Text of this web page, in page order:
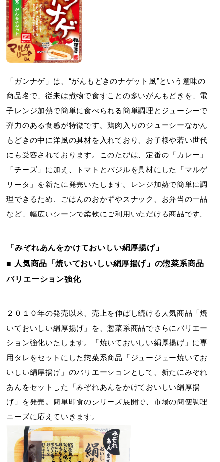
「ガンナゲ」は、“がんもどきのナゲット風”という意味の
商品名で、従来は煮物で食すことの多いがんもどきを、電
子レンジ加熱で簡単に食べられる簡単調理とジューシーで
弾力のある食感が特徴です。鶏肉入りのジューシーながん
もどきの中に洋風の具材を入れており、お子様や若い世代
にも受容されております。このたびは、定番の「カレー」
「チーズ」に加え、トマトとバジルを具材にした「マルゲ
リータ」を新たに発売いたします。レンジ加熱で簡単に調
理できるため、ごはんのおかずやスナック、お弁当の一品
など、幅広いシーンで柔軟にご利用いただける商品です。
「みぞれあんをかけておいしい絹厚揚げ」
■ 人気商品「焼いておいしい絹厚揚げ」の惣菜系商品
バリエーション強化
２０１０年の発売以来、売上を伸ばし続ける人気商品「焼
いておいしい絹厚揚げ」を、惣菜系商品でさらにバリエー
ション強化いたします。「焼いておいしい絹厚揚げ」に専
用タレをセットにした惣菜系商品「ジュージュー焼いてお
いしい絹厚揚げ」のバリエーションとして、新たにみぞれ
あんをセットした「みぞれあんをかけておいしい絹厚揚
げ」を発売。簡単即食のシリーズ展開で、市場の簡便調理
ニーズに応えていきます。